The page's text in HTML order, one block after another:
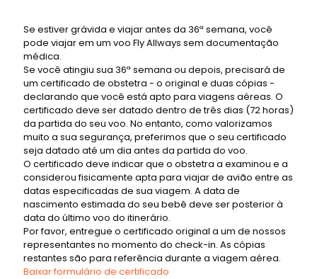
Se estiver grávida e viajar antes da 36ª semana, você
pode viajar em um voo Fly Allways sem documentação
médica.
Se você atingiu sua 36ª semana ou depois, precisará de
um certificado de obstetra - o original e duas cópias -
declarando que você está apto para viagens aéreas. O
certificado deve ser datado dentro de três dias (72 horas)
da partida do seu voo. No entanto, como valorizamos
muito a sua segurança, preferimos que o seu certificado
seja datado até um dia antes da partida do voo.
O certificado deve indicar que o obstetra a examinou e a
considerou fisicamente apta para viajar de avião entre as
datas especificadas de sua viagem. A data de
nascimento estimada do seu bebê deve ser posterior à
data do último voo do itinerário.
Por favor, entregue o certificado original a um de nossos
representantes no momento do check-in. As cópias
restantes são para referência durante a viagem aérea.
Baixar formulário de certificado